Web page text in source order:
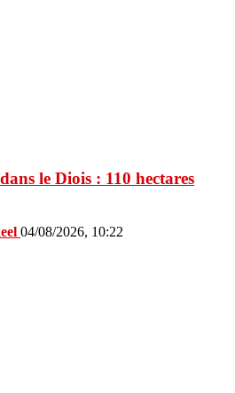
le Diois : 110 hectares
04/08/2026, 10:22